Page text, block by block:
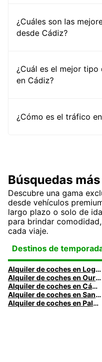
¿Cuáles son las
desde Cádiz?
¿Cuál es el mejor
en Cádiz?
¿Cómo es el tráfico
Búsquedas
Descubre una gama
desde vehículos
largo plazo o solo de
para brindar
cada viaje.
Destinos de
Alquiler de coches en Logroño
Alquiler de coches en Ourense
Alquiler de coches en Cádiz
Alquiler de coches en Santander
Alquiler de coches en Palma